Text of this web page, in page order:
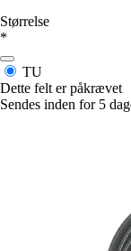
Størrelse
*
TU
Dette felt er påkrævet
Sendes inden for 5